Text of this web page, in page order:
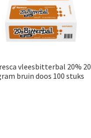
vleesbitterbal 20% 20
bruin doos 100 stuks